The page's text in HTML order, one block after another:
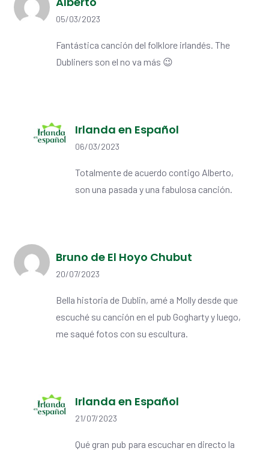
05/03/2023
Fantástica canción del folklore irlandés. The
Dubliners son el no va más 😉
Irlanda en Español
06/03/2023
Totalmente de acuerdo contigo Alberto,
son una pasada y una fabulosa canción.
Bruno de El Hoyo Chubut
20/07/2023
Bella historia de Dublin, amé a Molly desde que
escuché su canción en el pub Gogharty y luego,
me saqué fotos con su escultura.
Irlanda en Español
21/07/2023
Qué gran pub para escuchar en directo la